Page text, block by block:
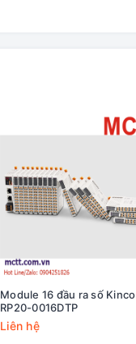
Module 16 đầu ra số Kinco
RP20-0016DTP
Liên hệ